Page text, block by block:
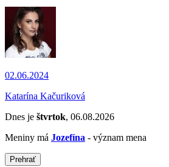
02.06.2024
Katarína Kačuriková
Dnes je štvrtok, 06.08.2026
Meniny má Jozefína - význam mena
Prehrať